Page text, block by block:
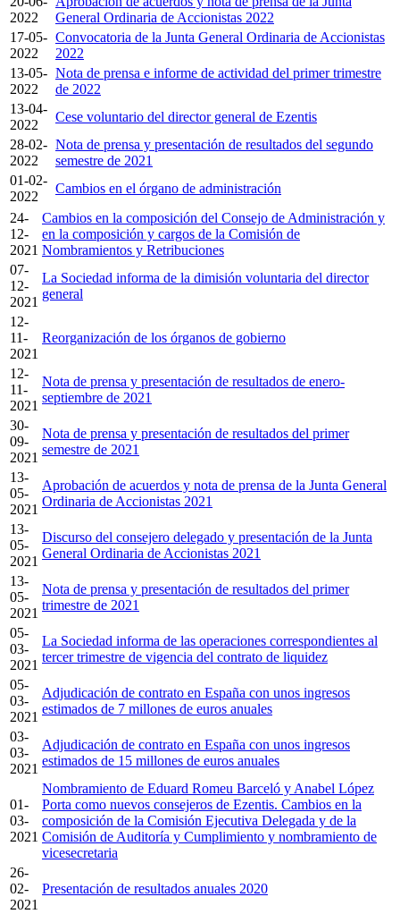
2022
General Ordinaria de Accionistas 2022
17-05-
2022
Convocatoria de la Junta General Ordinaria de Accionistas
2022
13-05-
2022
Nota de prensa e informe de actividad del primer trimestre
de 2022
13-04-
2022
Cese voluntario del director general de Ezentis
28-02-
2022
Nota de prensa y presentación de resultados del segundo
semestre de 2021
01-02-
2022
Cambios en el órgano de administración
24-
12-
2021
Cambios en la composición del Consejo de Administración y
en la composición y cargos de la Comisión de
Nombramientos y Retribuciones
07-
12-
2021
La Sociedad informa de la dimisión voluntaria del director
general
12-
11-
2021
Reorganización de los órganos de gobierno
12-
11-
2021
Nota de prensa y presentación de resultados de enero-
septiembre de 2021
30-
09-
2021
Nota de prensa y presentación de resultados del primer
semestre de 2021
13-
05-
2021
Aprobación de acuerdos y nota de prensa de la Junta General
Ordinaria de Accionistas 2021
13-
05-
2021
Discurso del consejero delegado y presentación de la Junta
General Ordinaria de Accionistas 2021
13-
05-
2021
Nota de prensa y presentación de resultados del primer
trimestre de 2021
05-
03-
2021
La Sociedad informa de las operaciones correspondientes al
tercer trimestre de vigencia del contrato de liquidez
05-
03-
2021
Adjudicación de contrato en España con unos ingresos
estimados de 7 millones de euros anuales
03-
03-
2021
Adjudicación de contrato en España con unos ingresos
estimados de 15 millones de euros anuales
01-
03-
2021
Nombramiento de Eduard Romeu Barceló y Anabel López
Porta como nuevos consejeros de Ezentis. Cambios en la
composición de la Comisión Ejecutiva Delegada y de la
Comisión de Auditoría y Cumplimiento y nombramiento de
vicesecretaria
26-
02-
2021
Presentación de resultados anuales 2020